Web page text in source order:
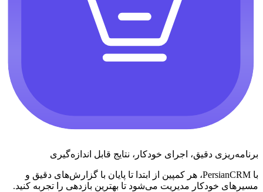
برنامه‌ریزی دقیق، اجرای خودکار، نتایج قابل اندازه‌گیری
با PersianCRM، هر کمپین از ابتدا تا پایان با گزارش‌های دقیق و
مسیرهای خودکار مدیریت می‌شود تا بهترین بازدهی را تجربه کنید.